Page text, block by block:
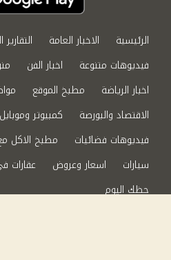
الرئيسية الاخبار العامة
فيديوهات متنوعة
اخبار الفن
اخبار الرياضة
مطبخ الموقع
الاقتصاد والبورصة
كمبيوتر وموبايل
فيديوهات فضائيات
مطبخ الاكل
سيارات
اسعار وعروض عقارات
حظك اليوم